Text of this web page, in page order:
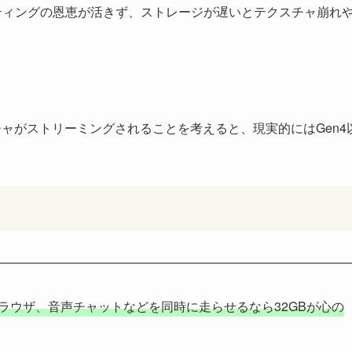
ングの恩恵が活きず、ストレージが遅いとテクスチャ崩れ
がストリーミングされることを考えると、現実的にはGen4
ウザ、音声チャットなどを同時に走らせるなら32GBが心の